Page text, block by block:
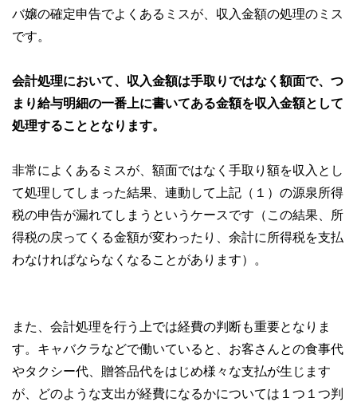
バ嬢の確定申告でよくあるミスが、収入金額の処理のミス
です。
会計処理において、収入金額は手取りではなく額面で、つ
まり給与明細の一番上に書いてある金額を収入金額として
処理することとなります。
非常によくあるミスが、額面ではなく手取り額を収入とし
て処理してしまった結果、連動して上記（１）の源泉所得
税の申告が漏れてしまうというケースです（この結果、所
得税の戻ってくる金額が変わったり、余計に所得税を支払
わなければならなくなることがあります）。
また、会計処理を行う上では経費の判断も重要となりま
す。キャバクラなどで働いていると、お客さんとの食事代
やタクシー代、贈答品代をはじめ様々な支払が生じます
が、どのような支出が経費になるかについては１つ１つ判